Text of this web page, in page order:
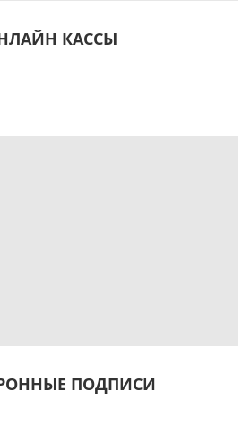
КАССЫ
ПОДПИСИ